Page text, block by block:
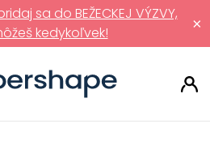
×
sa do BEŽECKEJ VÝZVY,
kedykoľvek!